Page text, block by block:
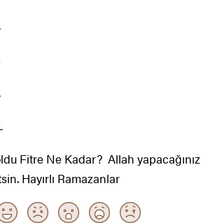
Fitre Ne Kadar? Allah yapacağınız
Hayırlı Ramazanlar